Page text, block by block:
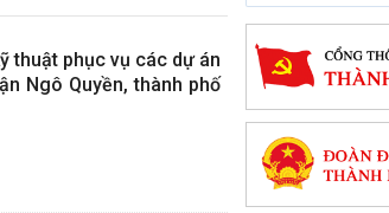
thuật phục vụ các dự án
Ngô Quyền, thành phố